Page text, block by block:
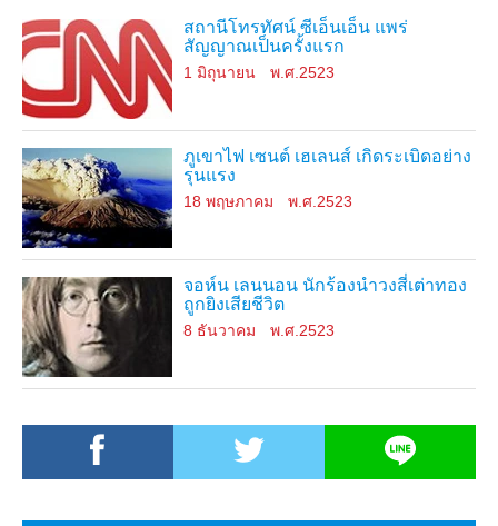
สถานีโทรทัศน์ ซีเอ็นเอ็น แพร่
สัญญาณเป็นครั้งแรก
1 มิถุนายน พ.ศ.2523
ภูเขาไฟ เซนต์ เฮเลนส์ เกิดระเบิดอย่าง
รุนแรง
18 พฤษภาคม พ.ศ.2523
จอห์น เลนนอน นักร้องนำวงสี่เต่าทอง
ถูกยิงเสียชีวิต
8 ธันวาคม พ.ศ.2523